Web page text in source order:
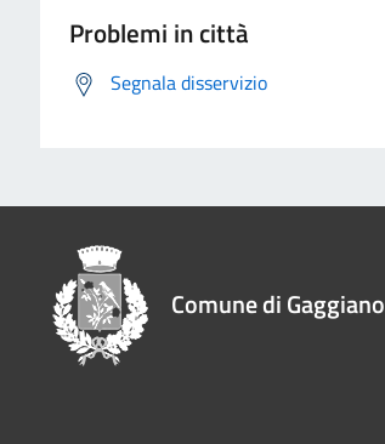
Problemi in città
Segnala disservizio
Comune di Gaggiano